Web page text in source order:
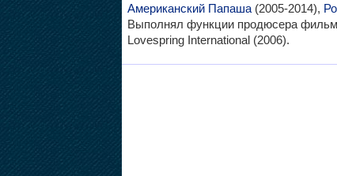
Американский Папаша(2005-2014),
Выполнял функции продюсера
Lovespring International (2006).